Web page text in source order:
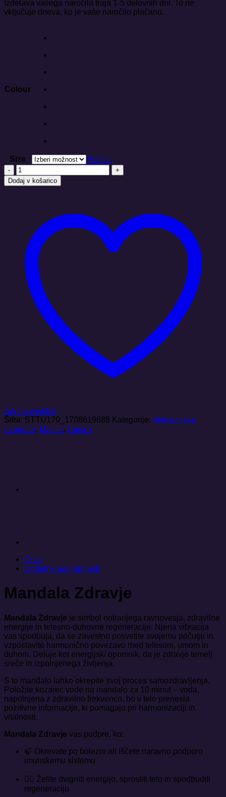
Izdelava vašega naročila traja 1-5 delovnih dni. To ne
vključuje dneva, ko je vaše naročilo plačano.
Colour
Size
Počisti
MANDALA
ZDRAVJE
Crafter
Dodaj v košarico
Add to wishlist
Šifra: STTU170_1708619688 Kategorije: Aktivacijske
mandale, Majice, Unisex
Opis
Dodatne podrobnosti
Mandala Zdravje
Mandala Zdravje je simbol notranjega ravnovesja, zdravilne
energije in telesno-duhovne regeneracije. Njena vibracija
vas spodbuja, da se zavestno posvetite svojemu počutju in
vzpostavite harmonično povezavo med telesom, umom in
duhom. Deluje kot energijski opomnik, da je zdravje temelj
sreče in izpolnjenega življenja.
S to mandalo lahko okrepite svoj proces samozdravljenja.
Položite kozarec vode na mandalo za 10 minut – voda,
napolnjena z zdravilno frekvenco, bo v telo prenesla
pozitivne informacije, ki pomagajo pri harmonizaciji in
vitalnosti.
Mandala Zdravje vas podpre, ko:
🍃 Okrevate po bolezni ali iščete naravno podporo
imunskemu sistemu
🧘‍♀️ Želite dvigniti energijo, sprostiti telo in spodbuditi
regeneracijo